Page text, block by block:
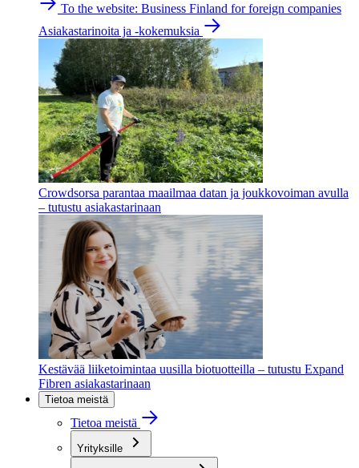
To the website: Business Finland for foreign companies
Asiakastarinoita ja -kokemuksia
Crowdsorsa parantaa maailmaa datan ja joukkovoiman avulla
– tutustu asiakastarinaan
Kestävää liiketoimintaa uusilla biotuotteilla – tutustu Expand
Fibren asiakastarinaan
Tietoa meistä
Tietoa meistä
Yrityksille